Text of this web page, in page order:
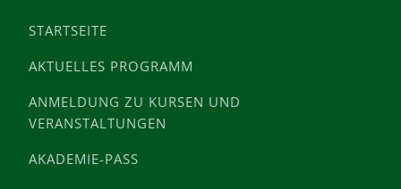
STARTSEITE
AKTUELLES PROGRAMM
ANMELDUNG ZU KURSEN UND
VERANSTALTUNGEN
AKADEMIE-PASS